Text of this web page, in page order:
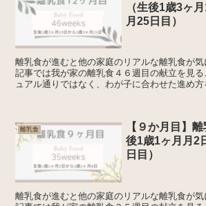
（生後1歳3ヶ
月25日目）
離乳食が進むと他の家庭のリアルな離乳食が
記事では我が家の離乳食４６週目の献立を見
ュアル通りではなく、わが子に合わせた進め方
離乳食
【９か月目】
後1歳1ヶ月月2
日目）
離乳食が進むと他の家庭のリアルな離乳食が